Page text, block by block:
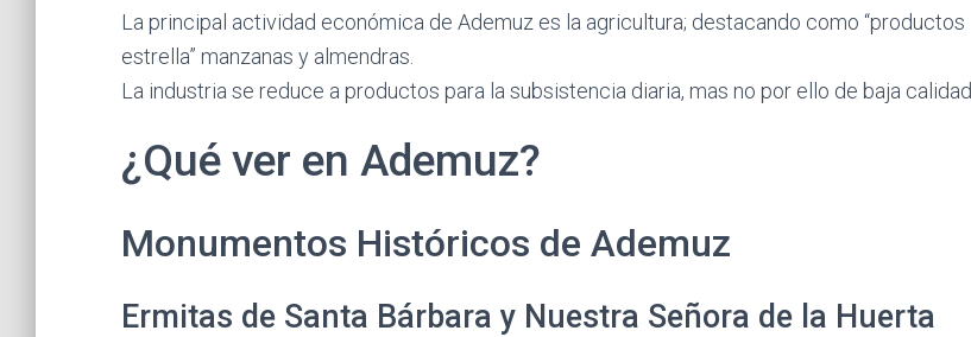
La principal actividad económica de Ademuz es la agricultura; destacando como “productos
estrella” manzanas y almendras.
La industria se reduce a productos para la subsistencia diaria, mas no por ello de baja calidad.
¿Qué ver en Ademuz?
Monumentos Históricos de Ademuz
Ermitas de Santa Bárbara y Nuestra Señora de la Huerta